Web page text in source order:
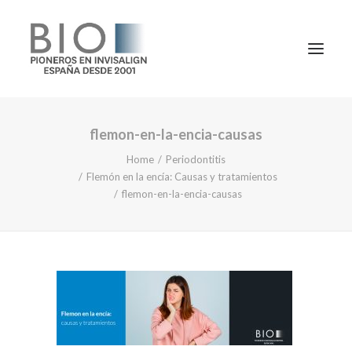
TRATAMIENTOS
CONTACTO
91 781 27 00
flemon-en-la-encia-causas
Home
Periodontitis
Flemón en la encía: Causas y tratamientos
flemon-en-la-encia-causas